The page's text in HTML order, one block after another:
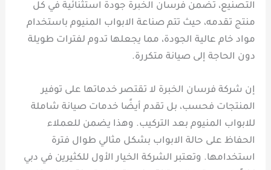
التصنيع، تضمن فرسان الخبرة جودة استثنائية في كل
منتج تقدمه، حيث تتم صناعة الابواب المنيوم باستخدام
مواد خام عالية الجودة، مما يجعلها تدوم لفترات طويلة
دون الحاجة إلى صيانة متكررة.
إن شركة فرسان الخبرة لا تقتصر خدماتها على توفير
المنتجات فحسب، بل تقدم أيضًا خدمات صيانة شاملة
للابواب المنيوم بعد التركيب. وهذا يضمن للعملاء
الحفاظ على حالة الابواب بشكل مثالي طوال فترة
استخدامها. وتعتبر الشركة الخيار الأول للكثيرين في دبي